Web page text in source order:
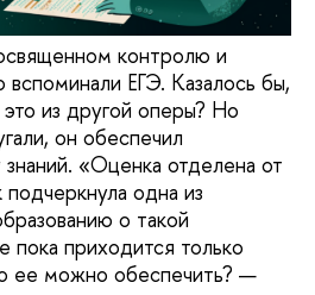
контролю и
вспоминали ЕГЭ. Казалось бы,
из другой оперы? Но
он обеспечил
«Оценка отделена от
одна из
о такой
пока приходится только
ее можно обеспечить? —